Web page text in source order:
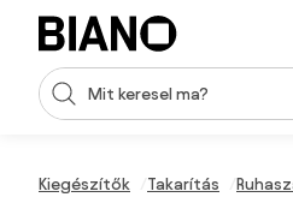
Navigáció kihagyása, ugrás a
Keresési bevitel
Kiegészítők Takarítás